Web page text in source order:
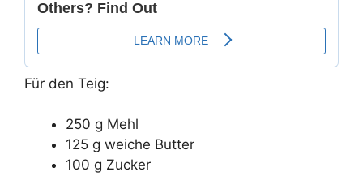
Für den Teig:
250 g Mehl
125 g weiche Butter
100 g Zucker